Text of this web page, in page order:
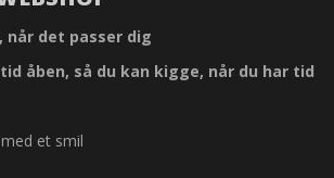
når det passer dig
åben, så du kan kigge, når du har tid
et smil